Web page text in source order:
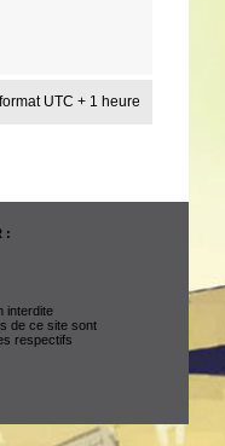
UTC + 1 heure
:
interdite
de ce site sont
respectifs